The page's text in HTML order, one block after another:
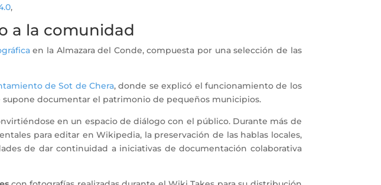
,
a la comunidad
en la Almazara del Conde, compuesta por una selección de las
de Sot de Chera, donde se explicó el funcionamiento de los
documentar el patrimonio de pequeños municipios.
en un espacio de diálogo con el público. Durante más de
para editar en Wikipedia, la preservación de las hablas locales,
de dar continuidad a iniciativas de documentación colaborativa